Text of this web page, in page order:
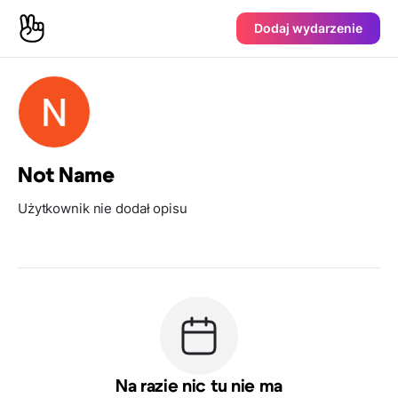
Dodaj wydarzenie
Not Name
Użytkownik nie dodał opisu
Na razie nic tu nie ma